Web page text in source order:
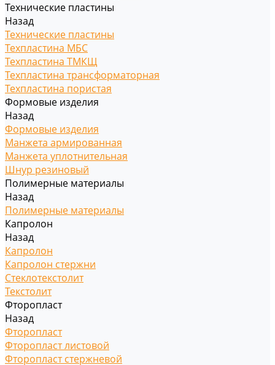
Технические пластины
Назад
Технические пластины
Техпластина МБС
Техпластина ТМКЩ
Техпластина трансформаторная
Техпластина пористая
Формовые изделия
Назад
Формовые изделия
Манжета армированная
Манжета уплотнительная
Шнур резиновый
Полимерные материалы
Назад
Полимерные материалы
Капролон
Назад
Капролон
Капролон стержни
Стеклотекстолит
Текстолит
Фторопласт
Назад
Фторопласт
Фторопласт листовой
Фторопласт стержневой